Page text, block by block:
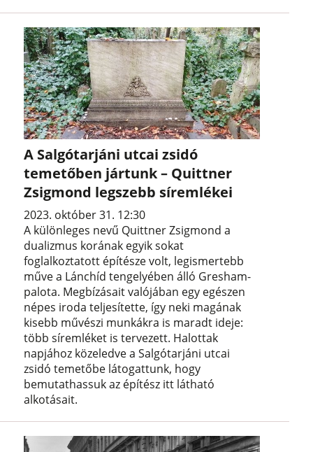
A Salgótarjáni utcai zsidó
temetőben jártunk – Quittner
Zsigmond legszebb síremlékei
2023. október 31. 12:30
A különleges nevű Quittner Zsigmond a
dualizmus korának egyik sokat
foglalkoztatott építésze volt, legismertebb
műve a Lánchíd tengelyében álló Gresham-
palota. Megbízásait valójában egy egészen
népes iroda teljesítette, így neki magának
kisebb művészi munkákra is maradt ideje:
több síremléket is tervezett. Halottak
napjához közeledve a Salgótarjáni utcai
zsidó temetőbe látogattunk, hogy
bemutathassuk az építész itt látható
alkotásait.